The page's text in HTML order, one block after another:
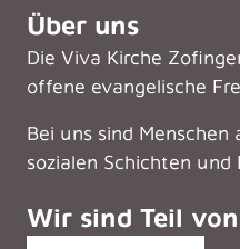
Über uns
Die Viva Kirche
offene evangelische
Bei uns sind
sozialen Schichten
Wir sind Teil von